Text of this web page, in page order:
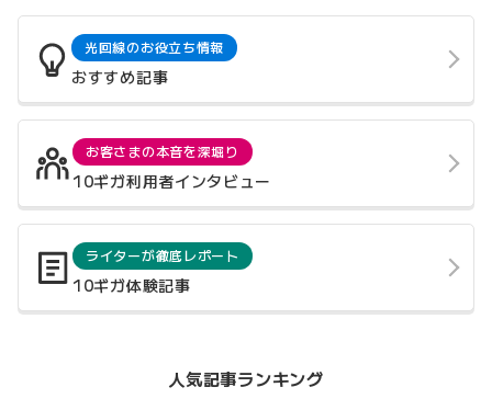
光回線のお役立ち情報
おすすめ記事
お客さまの本音を深堀り
10ギガ利用者インタビュー
ライターが徹底レポート
10ギガ体験記事
人気記事ランキング